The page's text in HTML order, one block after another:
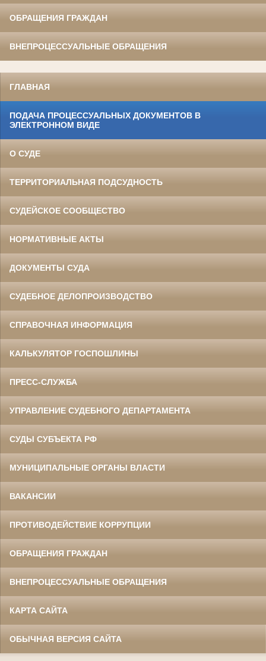
ОБРАЩЕНИЯ ГРАЖДАН
ВНЕПРОЦЕССУАЛЬНЫЕ ОБРАЩЕНИЯ
ГЛАВНАЯ
ПОДАЧА ПРОЦЕССУАЛЬНЫХ ДОКУМЕНТОВ В
ЭЛЕКТРОННОМ ВИДЕ
О СУДЕ
ТЕРРИТОРИАЛЬНАЯ ПОДСУДНОСТЬ
СУДЕЙСКОЕ СООБЩЕСТВО
НОРМАТИВНЫЕ АКТЫ
ДОКУМЕНТЫ СУДА
СУДЕБНОЕ ДЕЛОПРОИЗВОДСТВО
СПРАВОЧНАЯ ИНФОРМАЦИЯ
КАЛЬКУЛЯТОР ГОСПОШЛИНЫ
ПРЕСС-СЛУЖБА
УПРАВЛЕНИЕ СУДЕБНОГО ДЕПАРТАМЕНТА
СУДЫ СУБЪЕКТА РФ
МУНИЦИПАЛЬНЫЕ ОРГАНЫ ВЛАСТИ
ВАКАНСИИ
ПРОТИВОДЕЙСТВИЕ КОРРУПЦИИ
ОБРАЩЕНИЯ ГРАЖДАН
ВНЕПРОЦЕССУАЛЬНЫЕ ОБРАЩЕНИЯ
КАРТА САЙТА
ОБЫЧНАЯ ВЕРСИЯ САЙТА